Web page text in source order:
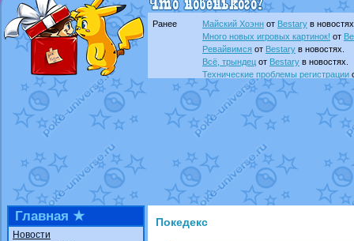
Ранее Майский Хоэнн от Bestary в
Много новых игровых картинок! от
Ревайвимся от Bestary в новостях.
Всё, трындец от Bestary в новостях.
Технические проблемы регистрации
доброе утро славянеот Dakkuв
Йолда и Мимикьюот MavisNyanCat
Недовольный котомангуст
от
The Dark Wishmakerот Randomon в
в
ilovearceus
Raging Boltот GraceDaFox
в
Shadow mismagius от
в
художник
от vicavica в фанарте.
Главная ★
Новости
Покедекс